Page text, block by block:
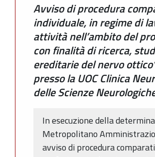
Avviso di procedura
individuale, in regime di
attività nell’ambito del
con finalità di ricerca,
ereditarie del nervo
presso la UOC Clinica
delle Scienze
In esecuzione della
Metropolitano
avviso di procedura